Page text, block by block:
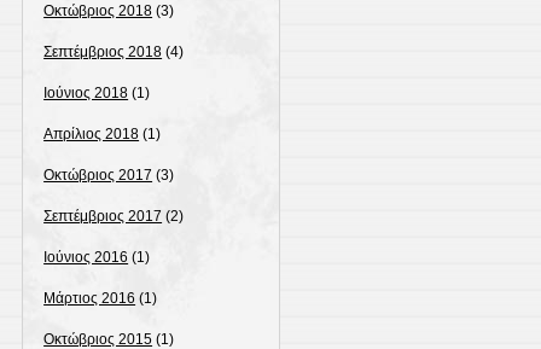
Οκτώβριος 2018 (3)
Σεπτέμβριος 2018 (4)
Ιούνιος 2018 (1)
Απρίλιος 2018 (1)
Οκτώβριος 2017 (3)
Σεπτέμβριος 2017 (2)
Ιούνιος 2016 (1)
Μάρτιος 2016 (1)
Οκτώβριος 2015 (1)